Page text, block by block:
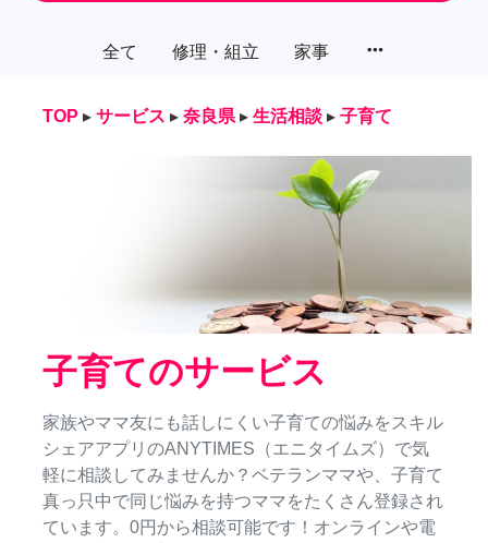
全て 修理・組立 家事 more_horiz
TOP ▸ サービス ▸ 奈良県 ▸ 生活相談 ▸ 子育て
子育てのサービス
家族やママ友にも話しにくい子育ての悩みをスキル
シェアアプリのANYTIMES（エニタイムズ）で気
軽に相談してみませんか？ベテランママや、子育て
真っ只中で同じ悩みを持つママをたくさん登録され
ています。0円から相談可能です！オンラインや電